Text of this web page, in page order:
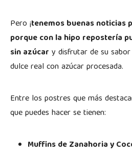
Pero ¡tenemos buenas noticias
porque con la hipo repostería
sin azúcar y disfrutar de su
dulce real con azúcar procesada.
Entre los postres que más
que puedes hacer se tienen:
Muffins de Zanahoria y